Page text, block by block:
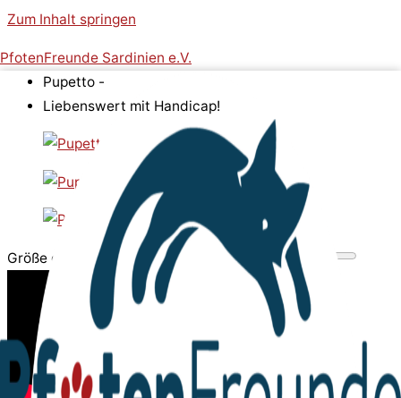
Zum Inhalt springen
PfotenFreunde Sardinien e.V.
Pupetto -
Liebenswert mit Handicap!
Größe des Videobereichs anpassen